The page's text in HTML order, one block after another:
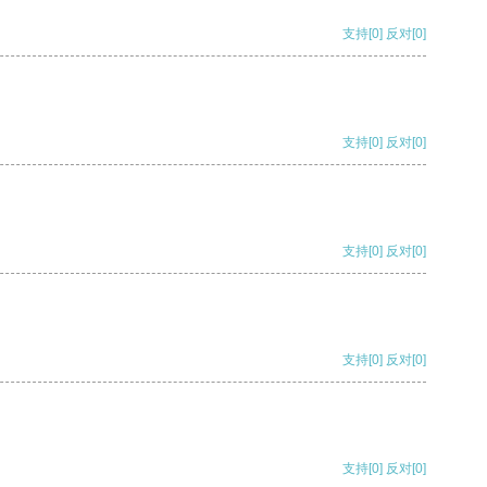
支持[0] 反对[0]
支持[0] 反对[0]
支持[0] 反对[0]
支持[0] 反对[0]
支持[0] 反对[0]